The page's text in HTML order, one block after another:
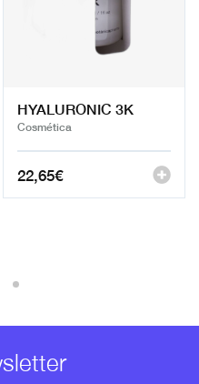
HYALURONIC 3K
Cosmética
22,65€